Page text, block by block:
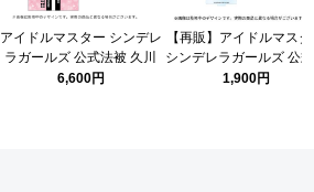
アイドルマスター シンデレ
ラガールズ 公式法被 久川
凪 (STARLIGHT STAGE
6,600円
【再販】アイドルマス
シンデレラガールズ 公
クリルスタンド 双葉
1,900円